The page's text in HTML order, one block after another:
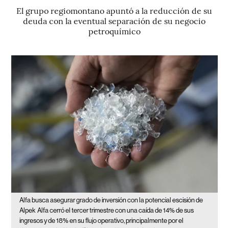
El grupo regiomontano apuntó a la reducción de su
deuda con la eventual separación de su negocio
petroquímico
Alfa busca asegurar grado de inversión con la potencial escisión de
Alpek Alfa cerró el tercer trimestre con una caída de 14% de sus
ingresos y de 18% en su flujo operativo, principalmente por el